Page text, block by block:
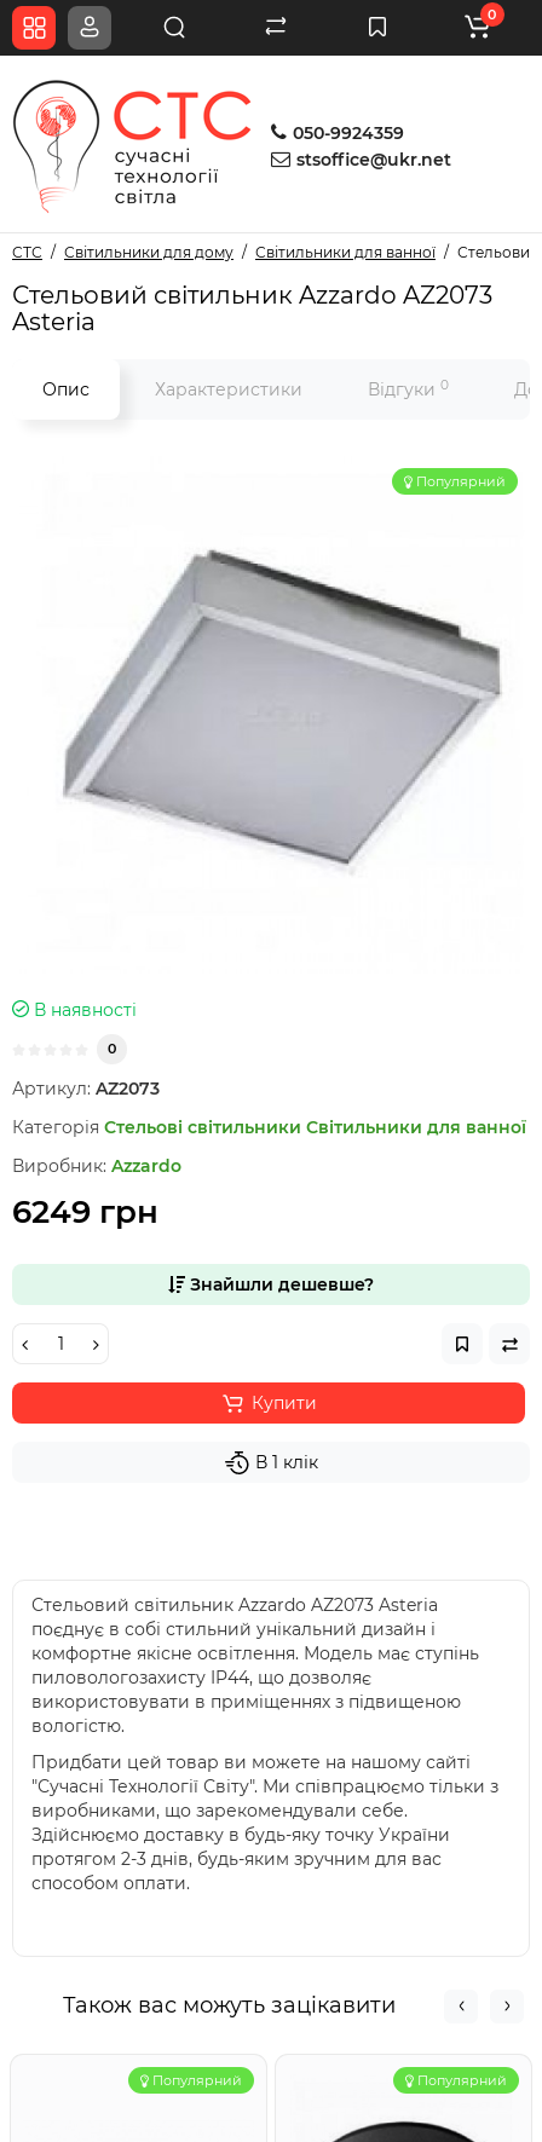
050-9924359
stsoffice@ukr.net
0
СТС Світильники для дому Світильники для ванної Стельовий
Стельовий світильник Azzardo AZ2073
Asteria
Опис Характеристики Відгуки 0
Популярний
В наявності
0
Артикул: AZ2073
Категорія Стельові світильники Світильники для ванної
Виробник: Azzardo
6249 грн
Знайшли дешевше?
Купити
В 1 клік
Стельовий світильник Azzardo AZ2073 Asteria
поєднує в собі стильний унікальний дизайн і
комфортне якісне освітлення. Модель має ступінь
пиловологозахисту IP44, що дозволяє
використовувати в приміщеннях з підвищеною
вологістю.
Придбати цей товар ви можете на нашому сайті
"Сучасні Технології Світу". Ми співпрацюємо тільки з
виробниками, що зарекомендували себе.
Здійснюємо доставку в будь-яку точку України
протягом 2-3 днів, будь-яким зручним для вас
способом оплати.
Також вас можуть зацікавити
Популярний Популярний